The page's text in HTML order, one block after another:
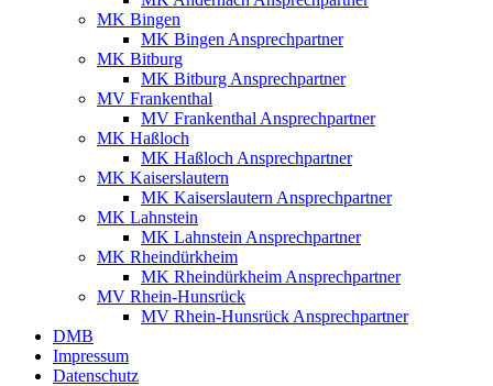
MK Bingen
MK Bingen Ansprechpartner
MK Bitburg
MK Bitburg Ansprechpartner
MV Frankenthal
MV Frankenthal Ansprechpartner
MK Haßloch
MK Haßloch Ansprechpartner
MK Kaiserslautern
MK Kaiserslautern Ansprechpartner
MK Lahnstein
MK Lahnstein Ansprechpartner
MK Rheindürkheim
MK Rheindürkheim Ansprechpartner
MV Rhein-Hunsrück
MV Rhein-Hunsrück Ansprechpartner
DMB
Impressum
Datenschutz